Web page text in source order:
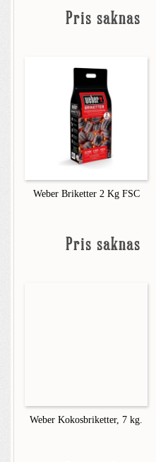
Pris saknas
Weber Briketter 2 Kg FSC
Pris saknas
Weber Kokosbriketter, 7 kg.